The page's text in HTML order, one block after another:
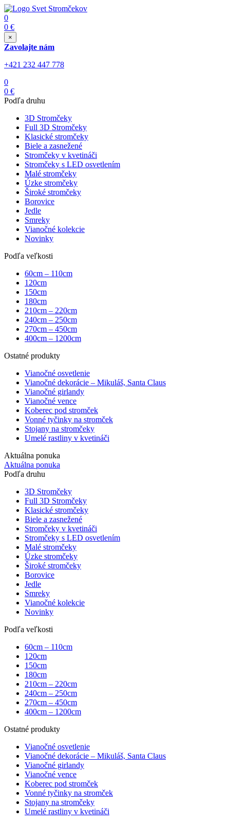
0
0 €
×
Zavolajte nám
+421 232 447 778
0
0 €
Podľa druhu
3D Stromčeky
Full 3D Stromčeky
Klasické stromčeky
Biele a zasnežené
Stromčeky v kvetináči
Stromčeky s LED osvetlením
Malé stromčeky
Úzke stromčeky
Široké stromčeky
Borovice
Jedle
Smreky
Vianočné kolekcie
Novinky
Podľa veľkosti
60cm – 110cm
120cm
150cm
180cm
210cm – 220cm
240cm – 250cm
270cm – 450cm
400cm – 1200cm
Ostatné produkty
Vianočné osvetlenie
Vianočné dekorácie – Mikuláš, Santa Claus
Vianočné girlandy
Vianočné vence
Koberec pod stromček
Vonné tyčinky na stromček
Stojany na stromčeky
Umelé rastliny v kvetináči
Aktuálna ponuka
Aktuálna ponuka
Podľa druhu
3D Stromčeky
Full 3D Stromčeky
Klasické stromčeky
Biele a zasnežené
Stromčeky v kvetináči
Stromčeky s LED osvetlením
Malé stromčeky
Úzke stromčeky
Široké stromčeky
Borovice
Jedle
Smreky
Vianočné kolekcie
Novinky
Podľa veľkosti
60cm – 110cm
120cm
150cm
180cm
210cm – 220cm
240cm – 250cm
270cm – 450cm
400cm – 1200cm
Ostatné produkty
Vianočné osvetlenie
Vianočné dekorácie – Mikuláš, Santa Claus
Vianočné girlandy
Vianočné vence
Koberec pod stromček
Vonné tyčinky na stromček
Stojany na stromčeky
Umelé rastliny v kvetináči